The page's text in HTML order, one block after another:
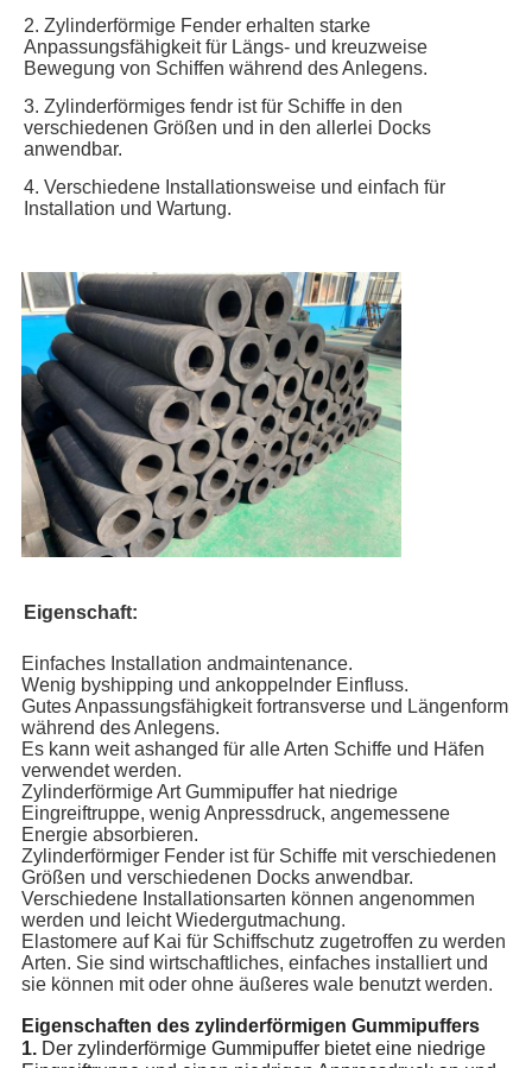
2. Zylinderförmige Fender erhalten starke
Anpassungsfähigkeit für Längs- und kreuzweise
Bewegung von Schiffen während des Anlegens.
3. Zylinderförmiges fendr ist für Schiffe in den
verschiedenen Größen und in den allerlei Docks
anwendbar.
4. Verschiedene Installationsweise und einfach für
Installation und Wartung.
Eigenschaft:
Einfaches Installation andmaintenance.
Wenig byshipping und ankoppelnder Einfluss.
Gutes Anpassungsfähigkeit fortransverse und Längenform
während des Anlegens.
Es kann weit ashanged für alle Arten Schiffe und Häfen
verwendet werden.
Zylinderförmige Art Gummipuffer hat niedrige
Eingreiftruppe, wenig Anpressdruck, angemessene
Energie absorbieren.
Zylinderförmiger Fender ist für Schiffe mit verschiedenen
Größen und verschiedenen Docks anwendbar.
Verschiedene Installationsarten können angenommen
werden und leicht Wiedergutmachung.
Elastomere auf Kai für Schiffschutz zugetroffen zu werden
Arten. Sie sind wirtschaftliches, einfaches installiert und
sie können mit oder ohne äußeres wale benutzt werden.
Eigenschaften des zylinderförmigen Gummipuffers
1. Der zylinderförmige Gummipuffer bietet eine niedrige